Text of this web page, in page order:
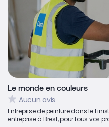
Le monde en couleurs
Aucun avis
Entreprise de peinture dans le
entreprise à Brest, pour tous vos